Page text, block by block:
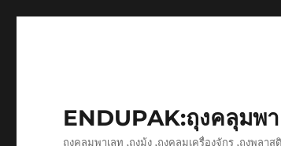
ENDUPAK:ถุงคลุมพ
ถุงคลุมพาเลท ,ถุงมุ้ง ,ถุงคลุมเครื่องจักร ,ถุงพล